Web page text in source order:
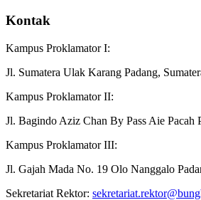
Kontak
Kampus Proklamator I:
Jl. Sumatera Ulak Karang Padang,
Kampus Proklamator II:
Jl. Bagindo Aziz Chan By Pass Aie Pacah
Kampus Proklamator III:
Jl. Gajah Mada No. 19 Olo Nanggalo
Sekretariat Rektor: